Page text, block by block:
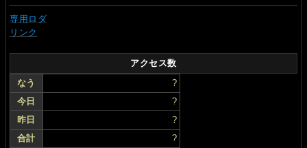
専用ロダ
リンク
アクセス数
なう
?
今日
?
昨日
?
合計
?